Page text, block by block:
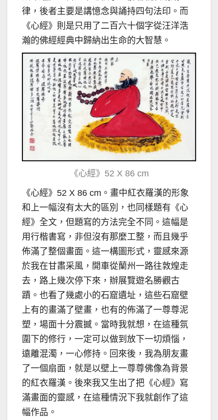
律，後者主要是講憶念與誦持四句法印。而
《心經》則是只用了二百六十個字從汪洋浩
瀚的佛經經典中歸納出生命的大智慧。
《心經》52 X 86 cm
《心經》52 X 86 cm。畫中紅衣羅漢的形象
和上一幅沒有太大的區別，也同樣題有《心
經》全文，但題寫的方法完全不同。這幅是
用行楷書寫，非但沒有那麼工整，而且幾乎
佈滿了整個畫面。這一構圖形式，靈感來源
於我在甘肅采風，開車從蘭州一路往敦煌走
去，路上幾次停下來，辦展覽遊名勝觀古
蹟。也看了幾處小的石窟遺址，這些石窟壁
上有的畫滿了壁畫，也有的佈滿了一尊尊泥
塑，場面十分震撼。當時我就想，在這種氛
圍下的修行，一定可以做到放下一切煩惱，
遠離混濁，一心修持。回來後，我為朋友畫
了一個扇面，就是以壁上一尊尊佛像為背景
的紅衣羅漢。後來我又生出了把《心經》寫
滿畫面的靈感，在這種情況下我就創作了這
幅作品。